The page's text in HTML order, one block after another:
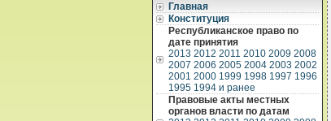
Главная
Конституция
Республиканское право по
дате принятия
2013 2012 2011 2010 2009 2008
2007 2006 2005 2004 2003 2002
2001 2000 1999 1998 1997 1996
1995 1994 и ранее
Правовые акты местных
органов власти по датам